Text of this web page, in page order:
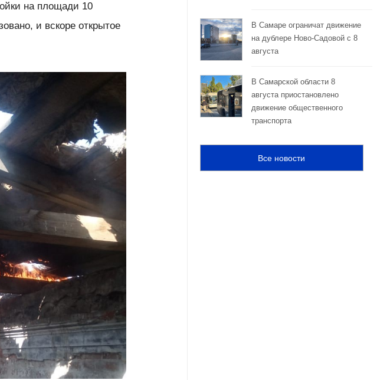
на площади 10
и вскоре открытое
В Самаре ограничат движение
на дублере Ново-Садовой с 8
августа
В Самарской области 8
августа приостановлено
движение общественного
транспорта
Все новости